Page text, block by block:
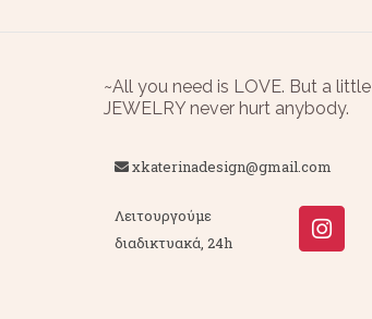
~All you need is LOVE. But a little
JEWELRY never hurt anybody.
xkaterinadesign@gmail.com
Λειτουργούμε
διαδικτυακά, 24h